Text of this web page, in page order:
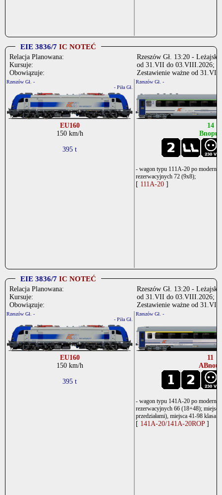
EIE 3836/7 IC NOTEĆ
Relacja Planowana:
Kursuje:
Obowiązuje:
Rzeszów Gł. 13:20 -
od 31.VII do 03.VIII.2026;
Zestawienie ważne od
Rzeszów Gł. -
- Piła Gł.
EU160
150 km/h
395 t
Rzeszów Gł. -
14
Bnopuz
- wagon typu 111A-20 po
rezerwacyjnych 72 (9x8);
[ 111A-20 ]
EIE 3836/7 IC NOTEĆ
Relacja Planowana:
Kursuje:
Obowiązuje:
Rzeszów Gł. 13:20 -
od 31.VII do 03.VIII.2026;
Zestawienie ważne od
Rzeszów Gł. -
- Piła Gł.
EU160
150 km/h
395 t
Rzeszów Gł. -
11
ABnouz
- wagon typu 141A-20 po
rezerwacyjnych 66 (18+48);
przedziałami), miejsca 41-98 klasa
[ 141A-20/141A-20ROP ]